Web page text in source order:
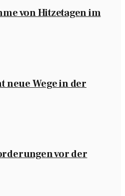
von Hitzetagen im
neue Wege in der
vor der